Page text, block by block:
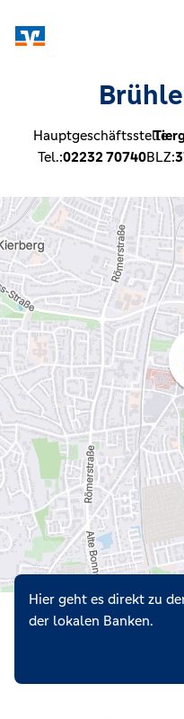
Hauptgeschäftsstelle:
Tel.:02232 70740BLZ:
Hier geht es direkt zu
der lokalen Banken.